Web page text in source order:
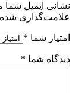
نشانی ایمیل شما
علامت‌گذاری
امتیاز شما *
دیدگاه شما *